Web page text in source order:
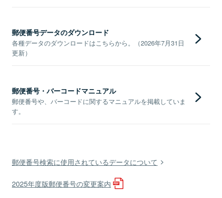
郵便番号データのダウンロード
各種データのダウンロードはこちらから。（2026年7月31日
更新）
郵便番号・バーコードマニュアル
郵便番号や、バーコードに関するマニュアルを掲載していま
す。
郵便番号検索に使用されているデータについて
2025年度版郵便番号の変更案内